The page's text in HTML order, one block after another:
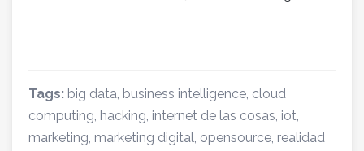
Tags: big data business intelligence cloud
computing hacking internet de las cosas iot
marketing marketing digital opensource realidad